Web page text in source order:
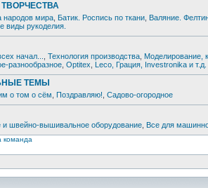
народов мира Батик. Роспись по ткани Валяние.
виды рукоделия.
начал... Технология производства Моделирование,
разнообразное Optitex Leco, Грация, Investronika и т.д.
ТЕМЫ
о том о сём Поздравляю! Садово-огородное
и швейно-вышивальное оборудование Все для
команда